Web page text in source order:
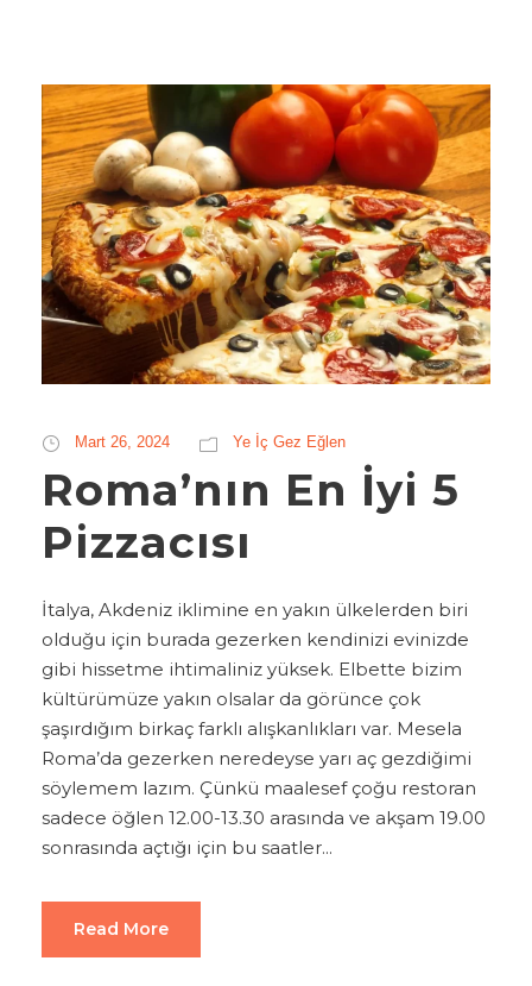
Mart 26, 2024 Ye İç Gez Eğlen
Roma’nın En İyi 5
Pizzacısı
İtalya, Akdeniz iklimine en yakın ülkelerden biri
olduğu için burada gezerken kendinizi evinizde
gibi hissetme ihtimaliniz yüksek. Elbette bizim
kültürümüze yakın olsalar da görünce çok
şaşırdığım birkaç farklı alışkanlıkları var. Mesela
Roma’da gezerken neredeyse yarı aç gezdiğimi
söylemem lazım. Çünkü maalesef çoğu restoran
sadece öğlen 12.00-13.30 arasında ve akşam 19.00
sonrasında açtığı için bu saatler...
Read More